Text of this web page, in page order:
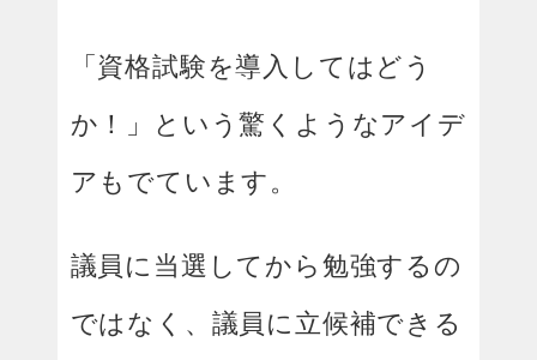
「資格試験を導入してはどう
か！」という驚くようなアイデ
アもでています。
議員に当選してから勉強するの
ではなく、議員に立候補できる